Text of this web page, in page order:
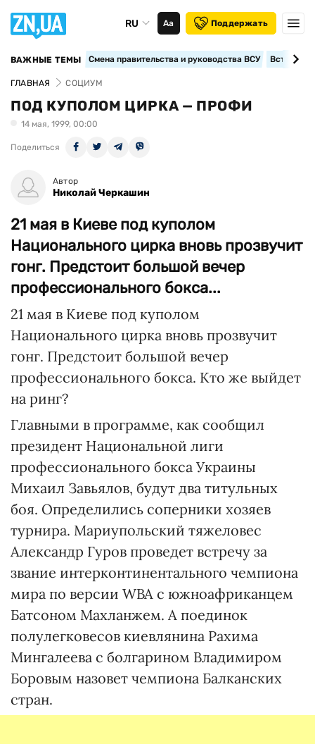
RU Аа Поддержать
ВАЖНЫЕ ТЕМЫ Смена правительства и руководства ВСУ
ГЛАВНАЯ СОЦИУМ
ПОД КУПОЛОМ ЦИРКА — ПРОФИ
14 мая, 1999, 00:00
Поделиться
Автор
Николай Черкашин
21 мая в Киеве под куполом
Национального цирка вновь прозвучит
гонг. Предстоит большой вечер
профессионального бокса...
21 мая в Киеве под куполом
Национального цирка вновь прозвучит
гонг. Предстоит большой вечер
профессионального бокса. Кто же выйдет
на ринг?
Главными в программе, как сообщил
президент Национальной лиги
профессионального бокса Украины
Михаил Завьялов, будут два титульных
боя. Определились соперники хозяев
турнира. Мариупольский тяжеловес
Александр Гуров проведет встречу за
звание интерконтинентального чемпиона
мира по версии WBA c южноафриканцем
Батсоном Махланжем. А поединок
полулегковесов киевлянина Рахима
Мингалеева с болгарином Владимиром
Боровым назовет чемпиона Балканских
стран.